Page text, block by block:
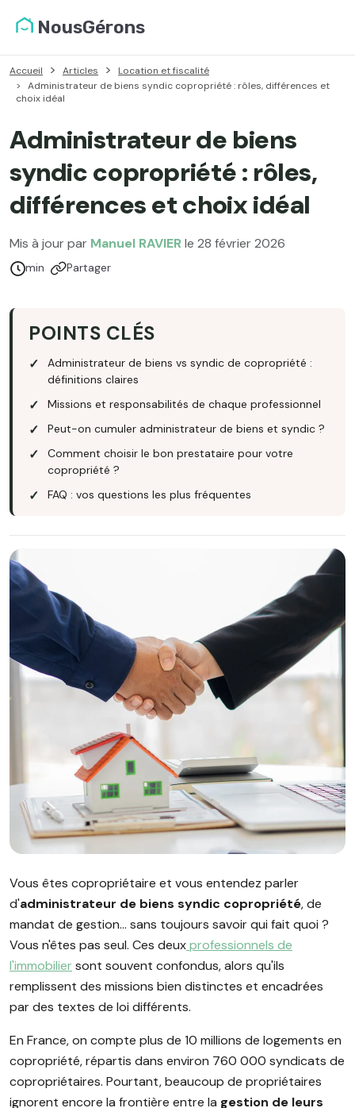
NousGérons
Accueil Articles
Location et fiscalité
Administrateur de biens syndic copropriété : rôles, différences et
choix idéal
Administrateur de biens
syndic copropriété : rôles,
différences et choix idéal
Mis à jour par Manuel RAVIER le 28 février 2026
Temps de lecture :
min Partager
POINTS CLÉS
Administrateur de biens vs syndic de copropriété :
définitions claires
Missions et responsabilités de chaque professionnel
Peut-on cumuler administrateur de biens et syndic ?
Comment choisir le bon prestataire pour votre
copropriété ?
FAQ : vos questions les plus fréquentes
Vous êtes copropriétaire et vous entendez parler
d'administrateur de biens syndic copropriété, de
mandat de gestion… sans toujours savoir qui fait quoi ?
Vous n'êtes pas seul. Ces deuxprofessionnels de
l'immobilier sont souvent confondus, alors qu'ils
remplissent des missions bien distinctes et encadrées
par des textes de loi différents.
En France, on compte plus de 10 millions de logements en
copropriété, répartis dans environ 760 000 syndicats de
copropriétaires. Pourtant, beaucoup de propriétaires
ignorent encore la frontière entre la gestion de leurs